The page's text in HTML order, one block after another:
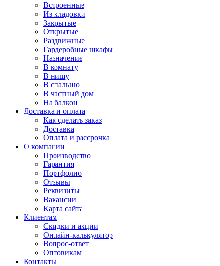
Встроенные
Из кладовки
Закрытые
Открытые
Раздвижные
Гардеробные шкафы
Назначение
В комнату
В нишу
В спальню
В частный дом
На балкон
Доставка и оплата
Как сделать заказ
Доставка
Оплата и рассрочка
О компании
Производство
Гарантия
Портфолио
Отзывы
Реквизиты
Вакансии
Карта сайта
Клиентам
Скидки и акции
Онлайн-калькулятор
Вопрос-ответ
Оптовикам
Контакты